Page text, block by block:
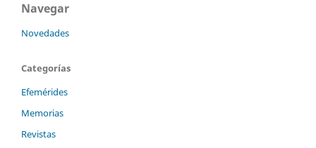
Navegar
Novedades
Categorías
Efemérides
Memorias
Revistas